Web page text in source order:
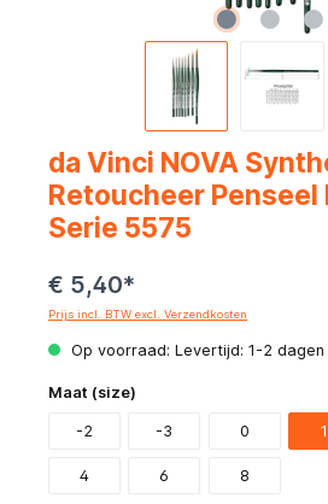
da Vinci NOVA
Retoucheer Penseel
Serie 5575
€ 5,40*
Prijs incl. BTW excl. Verzendkosten
Op voorraad: Levertijd: 1-2 dagen
Maat (size)
-2 -3 0 1
4 6 8